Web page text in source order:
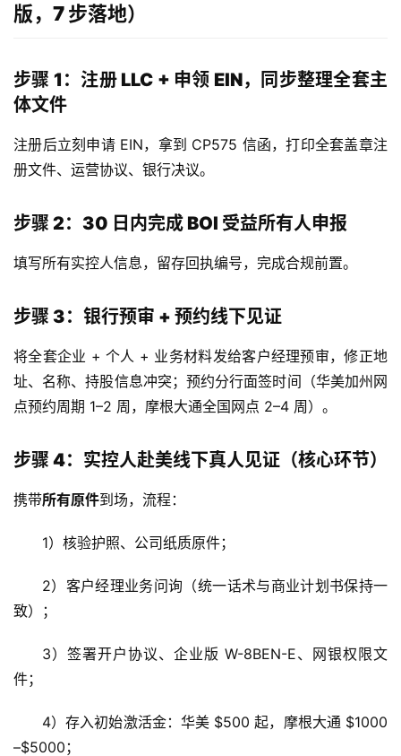
主
资
公
版，7 步落地）
步骤 1：注册 LLC + 申领 EIN，同步整理全套主
体文件
注册后立刻申请 EIN，拿到 CP575 信函，打印全套盖章注
册文件、运营协议、银行决议。
步骤 2：30 日内完成 BOI 受益所有人申报
填写所有实控人信息，留存回执编号，完成合规前置。
步骤 3：银行预审 + 预约线下见证
将全套企业 + 个人 + 业务材料发给客户经理预审，修正地
址、名称、持股信息冲突；预约分行面签时间（华美加州网
点预约周期 1–2 周，摩根大通全国网点 2–4 周）。
步骤 4：实控人赴美线下真人见证（核心环节）
携带所有原件到场，流程：
1）核验护照、公司纸质原件；
2）客户经理业务问询（统一话术与商业计划书保持一
致）；
3）签署开户协议、企业版 W-8BEN-E、网银权限文
件；
4）存入初始激活金：华美 $500 起，摩根大通 $1000
–$5000；